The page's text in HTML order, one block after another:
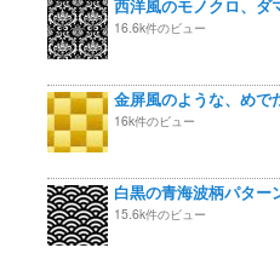
西洋風のモノクロ、ダ
16.6k件のビュー
金屏風のような、めで
16k件のビュー
白黒の青海波柄パター
15.6k件のビュー